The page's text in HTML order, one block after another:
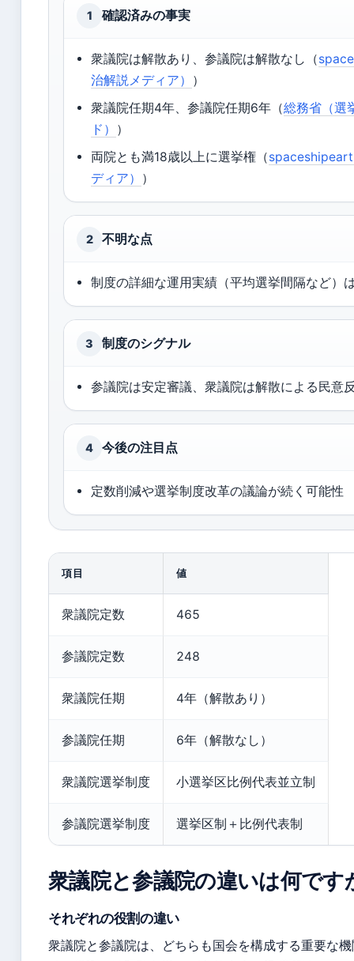
1 確認済みの事実
衆議院は解散あり、参議院は解散なし（
治解説メディア） ）
衆議院任期4年、参議院任期6年（総務省（選
ド） ）
両院とも満18歳以上に選挙権（
ディア） ）
2 不明な点
制度の詳細な運用実績（平均選挙間隔など）
3 制度のシグナル
参議院は安定審議、衆議院は解散による民意
4 今後の注目点
定数削減や選挙制度改革の議論が続く可能性
項目 値
衆議院定数 465
参議院定数 248
衆議院任期 4年（解散あり）
参議院任期 6年（解散なし）
衆議院選挙制度 小選挙区比例代表並立制
参議院選挙制度 選挙区制＋比例代表制
衆議院と参議院の違いは何です
それぞれの役割の違い
衆議院と参議院は、どちらも国会を構成する重要な